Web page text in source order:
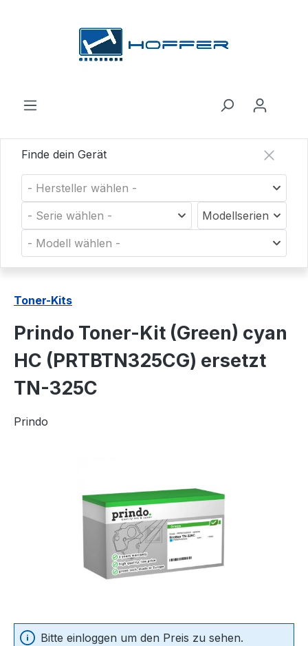
Finde dein Gerät
- Hersteller wählen -
- Serie wählen -
Modellserien
- Modell wählen -
Toner-Kits
Prindo Toner-Kit (Green) cyan
HC (PRTBTN325CG) ersetzt
TN-325C
Prindo
Bitte einloggen um den Preis zu sehen.